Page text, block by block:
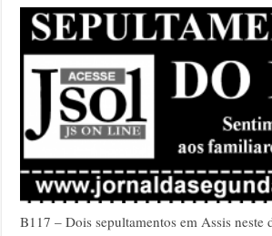
B117 – Dois sepultamentos em Assis neste